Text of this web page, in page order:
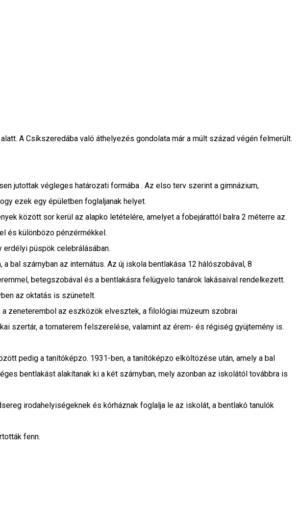
A Csíkszeredába való áthelyezés gondolata már a múlt század végén felmerült.
jutottak végleges határozati formába . Az elso terv szerint a gimnázium,
ezek egy épületben foglaljanak helyet.
között sor kerül az alapko letételére, amelyet a fobejárattól balra 2 méterre az
és különbözo pénzérmékkel.
püspök celebrálásában.
bal szárnyban az internátus. Az új iskola bentlakása 12 hálószobával, 8
betegszobával és a bentlakásra felügyelo tanárok lakásaival rendelkezett.
az oktatás is szünetelt.
zeneterembol az eszközök elvesztek, a filológiai múzeum szobrai
szertár, a tornaterem felszerelése, valamint az érem- és régiség gyüjtemény is.
pedig a tanítóképzo. 1931-ben, a tanítóképzo elköltözése után, amely a bal
bentlakást alakítanak ki a két szárnyban, mely azonban az iskolától továbbra is
irodahelyiségeknek és kórháznak foglalja le az iskolát, a bentlakó tanulók
fenn.